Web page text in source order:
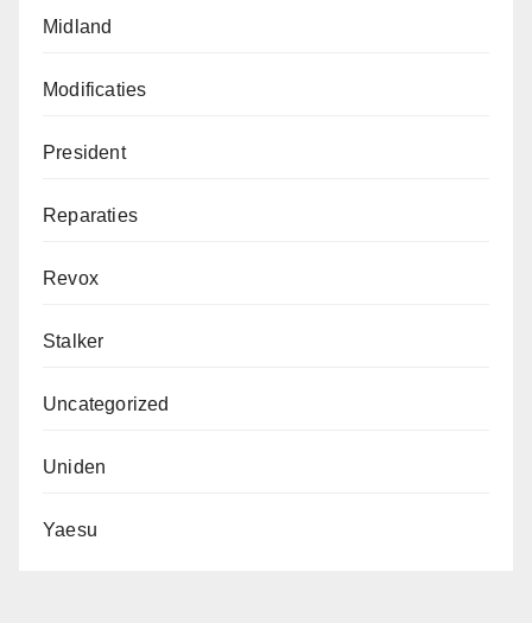
Midland
Modificaties
President
Reparaties
Revox
Stalker
Uncategorized
Uniden
Yaesu